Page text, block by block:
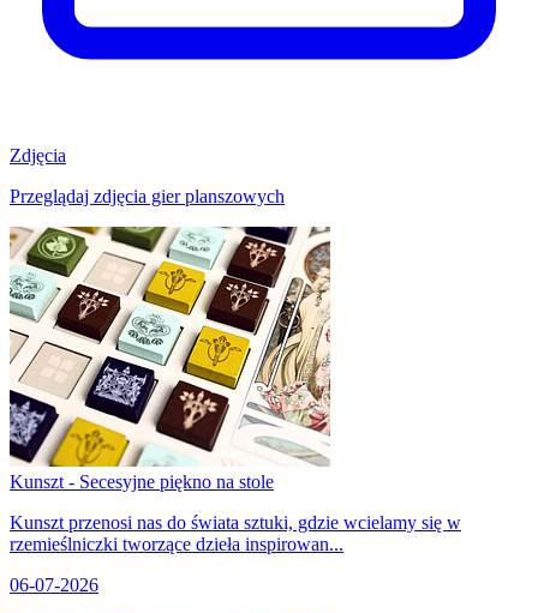
Zdjęcia
Przeglądaj zdjęcia gier planszowych
Kunszt - Secesyjne piękno na stole
Kunszt przenosi nas do świata sztuki, gdzie wcielamy się w
rzemieślniczki tworzące dzieła inspirowan...
06-07-2026